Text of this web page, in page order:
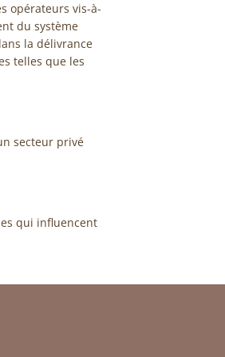
opérateurs vis-à-
du système
la délivrance
telles que les
secteur privé
qui influencent